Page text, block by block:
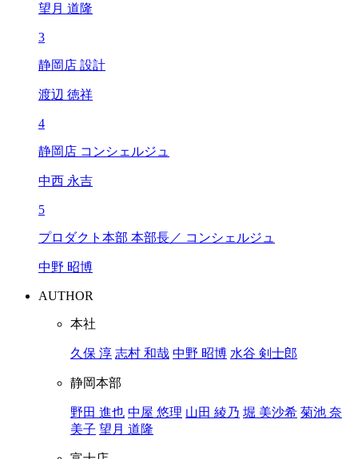
望月 道隆
3
静岡店 設計
渡辺 徳祥
4
静岡店 コンシェルジュ
中西 永吉
5
プロダクト本部 本部長／ コンシェルジュ
中野 昭博
AUTHOR
本社
久保 淳 志村 和哉 中野 昭博 水谷 剣士郎
静岡本部
野田 進也 中屋 悠理 山田 綾乃 堀 美沙希 菊池 奈
美子 望月 道隆